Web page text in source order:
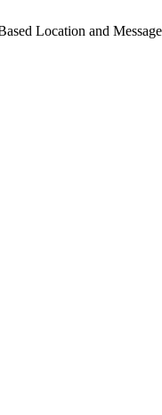
Location and